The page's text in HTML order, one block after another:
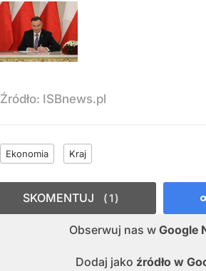
Źródło: ISBnews.pl
Ekonomia Kraj
Obserwuj nas w Google
Dodaj jako źródło w
SKOMENTUJ 1